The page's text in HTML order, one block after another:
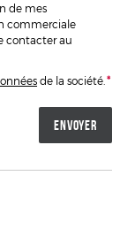
de mes
commerciale
contacter au
de la société. *